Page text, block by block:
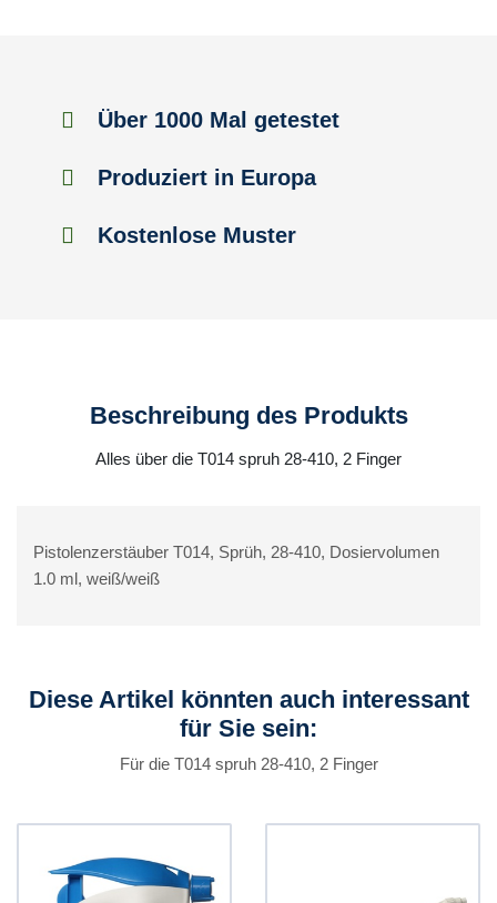
Über 1000 Mal getestet
Produziert in Europa
Kostenlose Muster
Beschreibung des Produkts
Alles über die T014 spruh 28-410, 2 Finger
Pistolenzerstäuber T014, Sprüh, 28-410, Dosiervolumen
1.0 ml, weiß/weiß
Diese Artikel könnten auch interessant
für Sie sein:
Für die T014 spruh 28-410, 2 Finger